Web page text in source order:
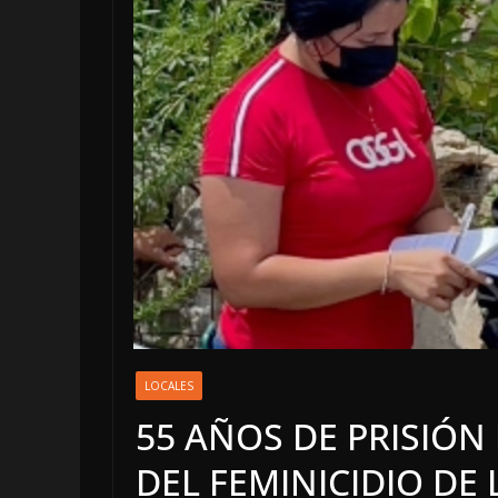
LOCALES
55 AÑOS DE PRISIÓN
DEL FEMINICIDIO
LOCALES OPINIÓN
EN LAS
JAGUAR: 08
8 agosto, 2026